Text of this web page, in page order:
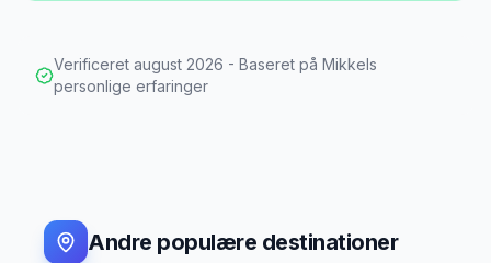
Verificeret august 2026 - Baseret på Mikkels
personlige erfaringer
Andre populære destinationer